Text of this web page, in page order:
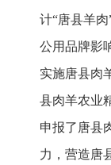
计“唐县羊
公用品牌影
实施唐县肉
县肉羊农业
申报了唐县
力，营造唐